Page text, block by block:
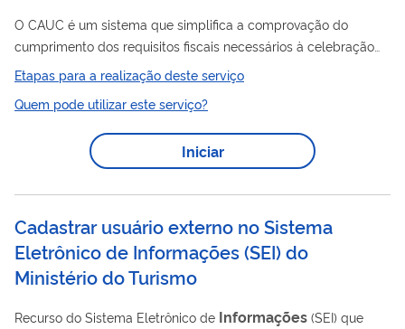
O CAUC é um sistema que simplifica a comprovação do
cumprimento dos requisitos fiscais necessários à celebração
de convênios e contratos de repasse por estados, Distrito
Federal e municípios, seus órgãos e entidades e por
organizações da sociedade civil. Dessa forma, o processo se
torna mais simples e menos burocrático, com redução
significativa do volume de papéis, uma vez que a comprovação
CAUC, em substituição às diversas...
Etapas para a realização deste serviço
Quem pode utilizar este serviço?
Iniciar
Cadastrar usuário externo no Sistema
Eletrônico de Informações (SEI) do
Ministério do Turismo
Recurso do Sistema Eletrônico de Informações (SEI) que